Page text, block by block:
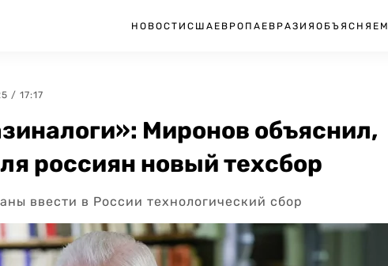
НОВОСТИ США ЕВРОПА ЕВРАЗИЯ ОБЪЯСНЯЕМ
/ 17:17
Миронов объяснил,
россиян новый техсбор
ввести в России технологический сбор